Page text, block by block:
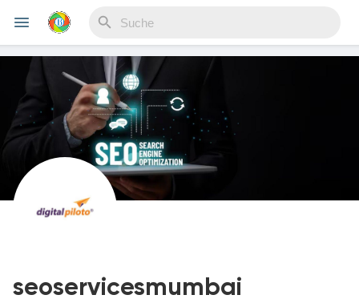
Reels
Entdecken Veranstaltungen
seoservicesmumbai